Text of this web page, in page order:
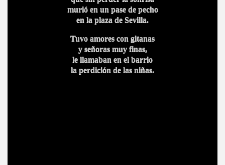
murió en un pase de pecho
en la plaza de Sevilla.
Tuvo amores con gitanas
y señoras muy finas,
le llamaban en el barrio
la perdición de las niñas.